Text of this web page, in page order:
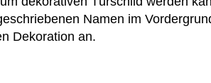
Namen im
Dekoration an.